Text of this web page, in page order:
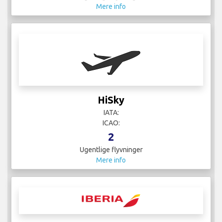
Mere info
HiSky
IATA:
ICAO:
2
Ugentlige flyvninger
Mere info